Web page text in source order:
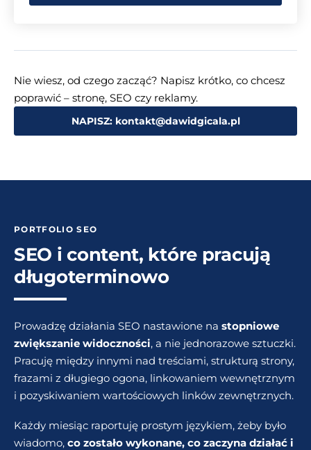
Nie wiesz, od czego zacząć? Napisz krótko, co chcesz
poprawić – stronę, SEO czy reklamy.
NAPISZ: kontakt@dawidgicala.pl
PORTFOLIO SEO
SEO i content, które pracują
długoterminowo
Prowadzę działania SEO nastawione na stopniowe
zwiększanie widoczności, a nie jednorazowe sztuczki.
Pracuję między innymi nad treściami, strukturą strony,
frazami z długiego ogona, linkowaniem wewnętrznym
i pozyskiwaniem wartościowych linków zewnętrznych.
Każdy miesiąc raportuję prostym językiem, żeby było
wiadomo, co zostało wykonane, co zaczyna działać i